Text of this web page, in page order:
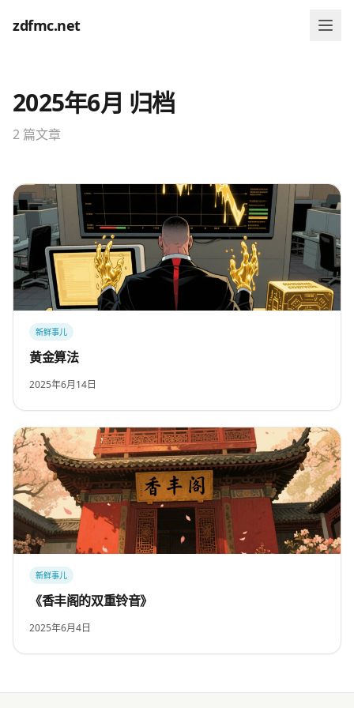
zdfmc.net
2025年6月 归档
2 篇文章
新鲜事儿
黄金算法
2025年6月14日
新鲜事儿
《香丰阁的双重铃音》
2025年6月4日